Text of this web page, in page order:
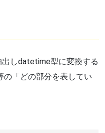
しdatetime型に変換する
「どの部分を表してい